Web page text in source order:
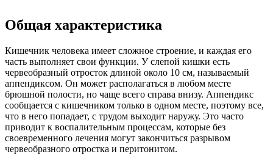
Общая характеристика
Кишечник человека имеет сложное строение, и каждая его
часть выполняет свои функции. У слепой кишки есть
червеобразный отросток длиной около 10 см, называемый
аппендиксом. Он может располагаться в любом месте
брюшной полости, но чаще всего справа внизу. Аппендикс
сообщается с кишечником только в одном месте, поэтому все,
что в него попадает, с трудом выходит наружу. Это часто
приводит к воспалительным процессам, которые без
своевременного лечения могут закончиться разрывом
червеобразного отростка и перитонитом.